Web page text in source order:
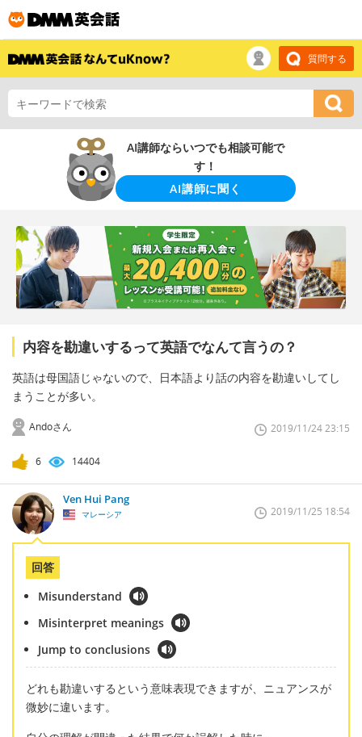
質問する
AI講師ならいつでも相談可能で
す！
AI講師に聞く
内容を勘違いするって英語でなんて言うの？
英語は母国語じゃないので、日本語より話の内容を勘違いしてし
まうことが多い。
Andoさん 2019/11/24 23:15
6 14404
Ven Hui Pang
マレーシア 2019/11/25 18:54
回答
Misunderstand
Misinterpret meanings
Jump to conclusions
どれも勘違いするという意味表現できますが、ニュアンスが
微妙に違います。